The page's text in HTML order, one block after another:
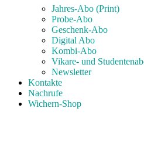
Jahres-Abo (Print)
Probe-Abo
Geschenk-Abo
Digital Abo
Kombi-Abo
Vikare- und
Newsletter
Kontakte
Nachrufe
Wichern-Shop